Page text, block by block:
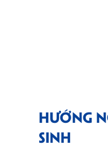
HƯỚNG
SINH